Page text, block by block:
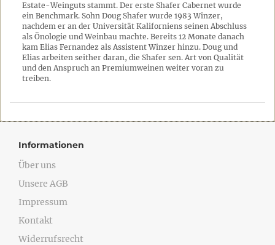
Estate-Weinguts stammt. Der erste Shafer Cabernet wurde
ein Benchmark. Sohn Doug Shafer wurde 1983 Winzer,
nachdem er an der Universität Kaliforniens seinen Abschluss
als Önologie und Weinbau machte. Bereits 12 Monate danach
kam Elias Fernandez als Assistent Winzer hinzu. Doug und
Elias arbeiten seither daran, die Shafer sen. Art von Qualität
und den Anspruch an Premiumweinen weiter voran zu
treiben.
Informationen
Über uns
Unsere AGB
Impressum
Kontakt
Widerrufsrecht